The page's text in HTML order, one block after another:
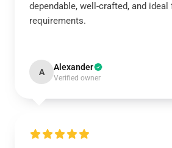
dependable, well-crafted, and ideal
requirements.
A Alexander
Verified owner